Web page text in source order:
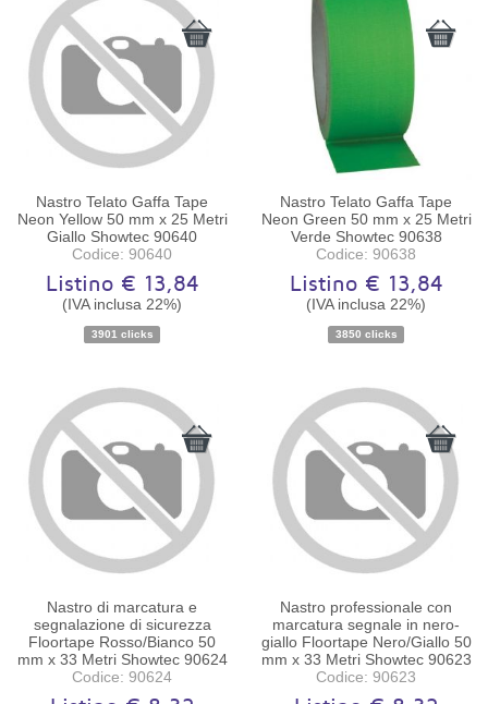
Disponibilità:Ordinabile
Nastro Telato Gaffa Tape
Neon Yellow 50 mm x 25 Metri
Giallo Showtec 90640
Codice: 90640
Listino € 13,84
(IVA inclusa 22%)
3901 clicks
Disponibilità:Ordinabile
Nastro Telato Gaffa Tape
Neon Green 50 mm x 25 Metri
Verde Showtec 90638
Codice: 90638
Listino € 13,84
(IVA inclusa 22%)
3850 clicks
Nastro di marcatura e
segnalazione di sicurezza
Floortape Rosso/Bianco 50
mm x 33 Metri Showtec 90624
Codice: 90624
Nastro professionale con
marcatura segnale in nero-
giallo Floortape Nero/Giallo 50
mm x 33 Metri Showtec 90623
Codice: 90623